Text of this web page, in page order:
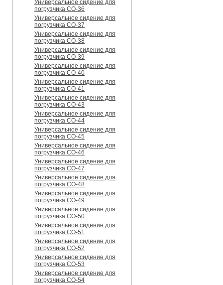
Универсальное сидение для
погрузчика CO-36
Универсальное сидение для
погрузчика CO-37
Универсальное сидение для
погрузчика CO-38
Универсальное сидение для
погрузчика CO-39
Универсальное сидение для
погрузчика CO-40
Универсальное сидение для
погрузчика CO-41
Универсальное сидение для
погрузчика CO-43
Универсальное сидение для
погрузчика CO-44
Универсальное сидение для
погрузчика CO-45
Универсальное сидение для
погрузчика CO-46
Универсальное сидение для
погрузчика CO-47
Универсальное сидение для
погрузчика CO-48
Универсальное сидение для
погрузчика CO-49
Универсальное сидение для
погрузчика CO-50
Универсальное сидение для
погрузчика CO-51
Универсальное сидение для
погрузчика CO-52
Универсальное сидение для
погрузчика CO-53
Универсальное сидение для
погрузчика CO-54